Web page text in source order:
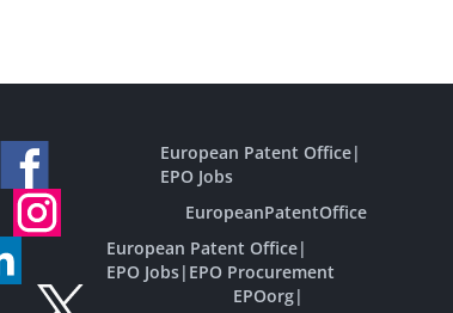
European Patent Office|
EPO Jobs
EuropeanPatentOffice
European Patent Office|
EPO Jobs| EPO Procurement
EPOorg|